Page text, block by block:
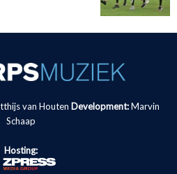
van Houten Development: Marvin
Schaap
Hosting: